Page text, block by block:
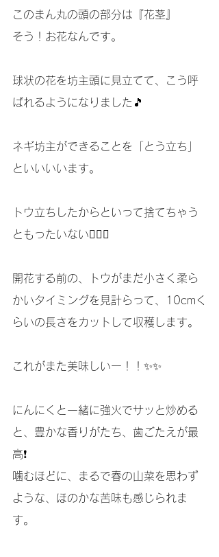
このまん丸の頭の部分は『花茎』
そう！お花なんです。
球状の花を坊主頭に見立てて、こう呼
ばれるようになりました🎵
ネギ坊主ができることを「とう立ち」
といいいいます。
トウ立ちしたからといって捨てちゃう
ともったいない🙅‍♀️✨
開花する前の、トウがまだ小さく柔ら
かいタイミングを見計らって、10cmく
らいの長さをカットして収穫します。
これがまた美味しいー！！✨✨
にんにくと一緒に強火でサッと炒める
と、豊かな香りがたち、歯ごたえが最
高❗️
噛むほどに、まるで春の山菜を思わず
ような、ほのかな苦味も感じられま
す。